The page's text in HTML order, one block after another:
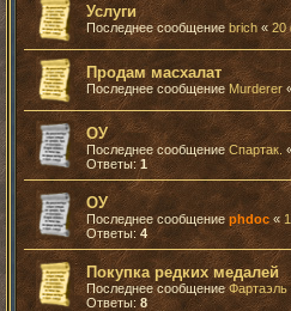
Услуги
Последнее сообщение brich«20
Продам масхалат
Последнее сообщение Murderer
ОУ
Последнее сообщение Спартак.
Ответы: 1
ОУ
Последнее сообщение phdoc «
Ответы: 4
Покупка редких медалей
Последнее сообщениеФартаэль
Ответы: 8